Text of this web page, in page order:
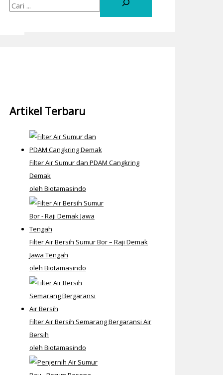
Artikel Terbaru
Filter Air Sumur dan PDAM Cangkring
Demak
oleh Biotamasindo
Filter Air Bersih Sumur Bor – Raji Demak
Jawa Tengah
oleh Biotamasindo
Filter Air Bersih Semarang Bergaransi Air
Bersih
oleh Biotamasindo